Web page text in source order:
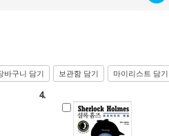
바구니 담기 보관함 담기 마이리스트 담기
4.